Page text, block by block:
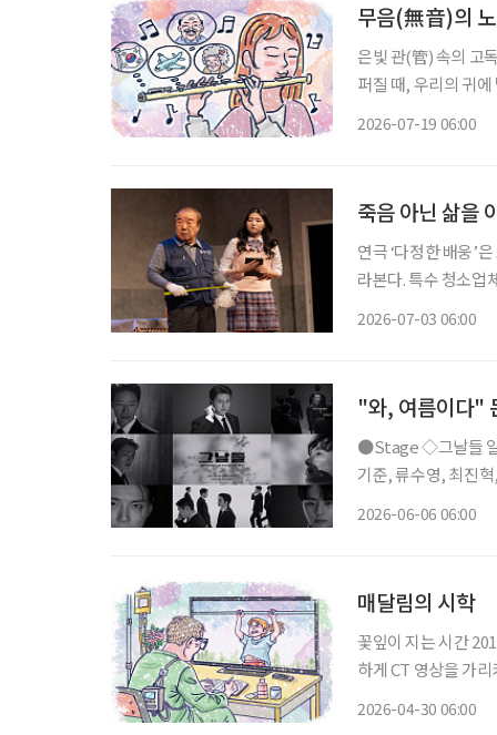
무음(無音)의
은빛 관(管) 속의 고
퍼질 때, 우리의 귀
2026-07-19 06:00
죽음 아닌 삶을
연극 ‘다정한 배웅’
라본다. 특수 청소업
2026-07-03 06:00
"와, 여름이다"
●Stage ◇그날들 일정 6월 9일 ~ 8월 23일 장소 디큐브 링크아트센터 연출 장유정 출연 엄
기준, 류수영, 최진혁, 김정현
2026-06-06 06:00
매달림의 시학
꽃잎이 지는 시간 2018년 겨울, 어머니는 인후암 말기 진단을 받으셨다. 의사 선생님은 차분
하게 CT 영상을 가
2026-04-30 06:00